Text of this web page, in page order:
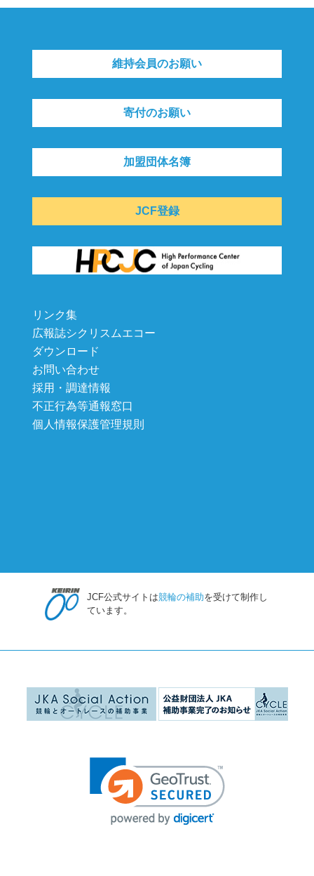
維持会員のお願い
寄付のお願い
加盟団体名簿
JCF登録
リンク集
広報誌シクリスムエコー
ダウンロード
お問い合わせ
採用・調達情報
不正行為等通報窓口
個人情報保護管理規則
JCF公式サイトは競輪の補助を受けて制作し
ています。